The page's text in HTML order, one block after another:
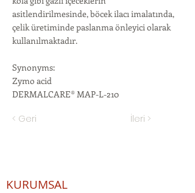
asitlendirilmesinde, böcek ilacı imalatında,
çelik üretiminde paslanma önleyici olarak
kullanılmaktadır.
Synonyms:
Zymo acid
DERMALCARE® MAP-L-210
< Geri İleri >
KURUMSAL